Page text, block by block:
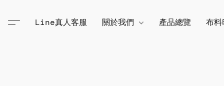
Line真人客服 關於我們 產品總覽 布